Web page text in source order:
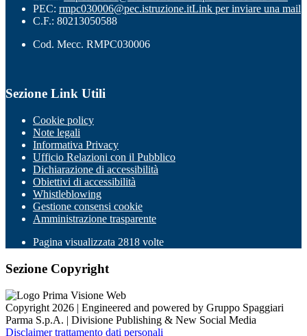
PEC: rmpc030006@pec.istruzione.itLink per inviare una mail
C.F.: 80213050588
Cod. Mecc. RMPC030006
Sezione Link Utili
Cookie policy
Note legali
Informativa Privacy
Ufficio Relazioni con il Pubblico
Dichiarazione di accessibilità
Obiettivi di accessibilità
Whistleblowing
Gestione consensi cookie
Amministrazione trasparente
Pagina visualizzata 2818 volte
Sezione Copyright
Copyright 2026 | Engineered and powered by Gruppo Spaggiari
Parma S.p.A. | Divisione Publishing & New Social Media
Disclaimer trattamento dati personali